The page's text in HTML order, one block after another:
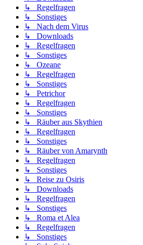
↳ Regelfragen
↳ Sonstiges
↳ Nach dem Virus
↳ Downloads
↳ Regelfragen
↳ Sonstiges
↳ Ozeane
↳ Regelfragen
↳ Sonstiges
↳ Petrichor
↳ Regelfragen
↳ Sonstiges
↳ Räuber aus Skythien
↳ Regelfragen
↳ Sonstiges
↳ Räuber von Amarynth
↳ Regelfragen
↳ Sonstiges
↳ Reise zu Osiris
↳ Downloads
↳ Regelfragen
↳ Sonstiges
↳ Roma et Alea
↳ Regelfragen
↳ Sonstiges